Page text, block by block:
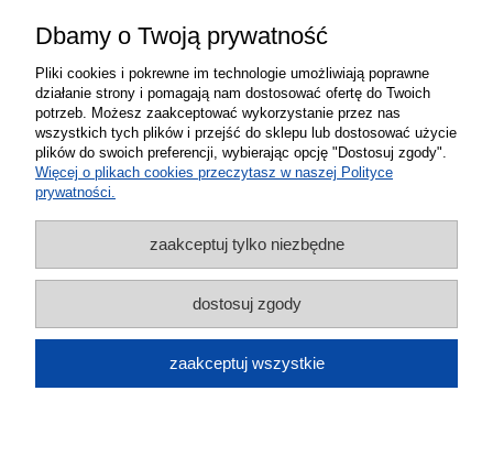
Informacje
Zakupy
Dbamy o Twoją prywatność
Pliki cookies i pokrewne im technologie umożliwiają poprawne
działanie strony i pomagają nam dostosować ofertę do Twoich
potrzeb. Możesz zaakceptować wykorzystanie przez nas
wszystkich tych plików i przejść do sklepu lub dostosować użycie
plików do swoich preferencji, wybierając opcję "Dostosuj zgody".
Więcej o plikach cookies przeczytasz w naszej Polityce
prywatności.
zaakceptuj tylko niezbędne
dostosuj zgody
zaakceptuj wszystkie